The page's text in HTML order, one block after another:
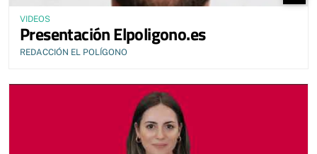
VIDEOS
Presentación Elpoligono.es
REDACCIÓN EL POLÍGONO